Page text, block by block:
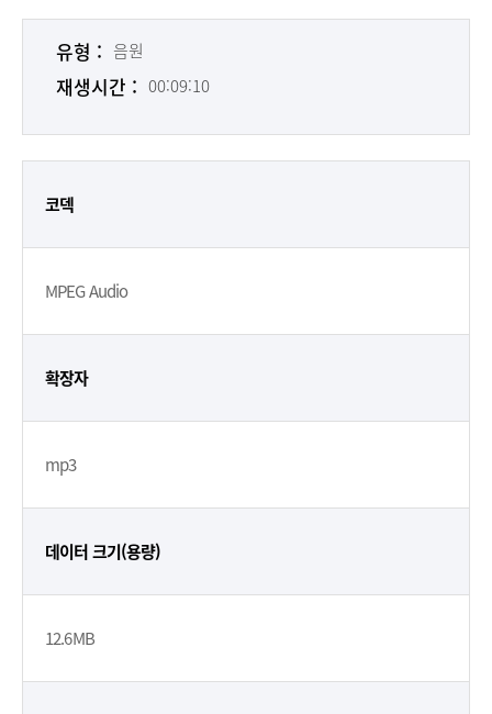
유형 : 음원
재생시간 : 00:09:10
코덱
MPEG Audio
확장자
mp3
데이터 크기(용량)
12.6MB